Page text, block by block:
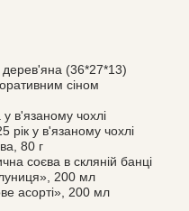
(36*27*13)
сіном
в'язаному чохлі
рік у в'язаному чохлі
80 г
соєва в скляній банці
200 мл
асорті», 200 мл